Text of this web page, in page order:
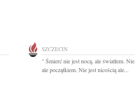
SZCZECIN
" Śmierć nie jest nocą, ale światłem.
ale początkiem. Nie jest nicością ale...